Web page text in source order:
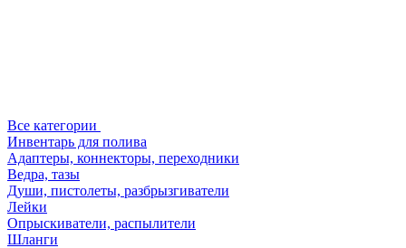
Все категории
Инвентарь для полива
Адаптеры, коннекторы, переходники
Ведра, тазы
Души, пистолеты, разбрызгиватели
Лейки
Опрыскиватели, распылители
Шланги